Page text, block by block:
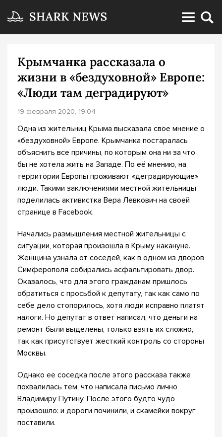
Крымчанка рассказала о
жизни в «бездуховной» Европе:
«Люди там деградируют»
19 февраля 2020, 19:04
Одна из жительниц Крыма высказала свое мнение о
«бездуховной» Европе. Крымчанка постаралась
объяснить все причины, по которым она ни за что
бы не хотела жить на Западе. По её мнению, на
территории Европы проживают «деградирующие»
люди. Такими заключениями местной жительницы
поделилась активистка Вера Левкович на своей
странице в Facebook.
Начались размышления местной жительницы с
ситуации, которая произошла в Крыму накануне.
Женщина узнала от соседей, как в одном из дворов
Симферополя собирались асфальтировать двор.
Оказалось, что для этого гражданам пришлось
обратиться с просьбой к депутату, так как само по
себе дело стопорилось, хотя люди исправно платят
налоги. Но депутат в ответ написал, что деньги на
ремонт были выделены, только взять их сложно,
так как присутствует жесткий контроль со стороны
Москвы.
Однако ее соседка после этого рассказа также
похвалилась тем, что написала письмо лично
Владимиру Путину. После этого будто чудо
произошло: и дороги починили, и скамейки вокруг
поставили.